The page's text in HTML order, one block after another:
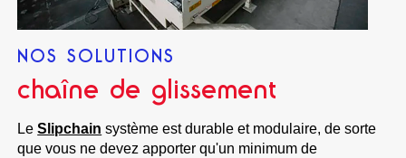
NOS SOLUTIONS
chaîne de glissement
LeSlipchain système est durable et modulaire, de sorte
que vous ne devez apporter qu'un minimum de